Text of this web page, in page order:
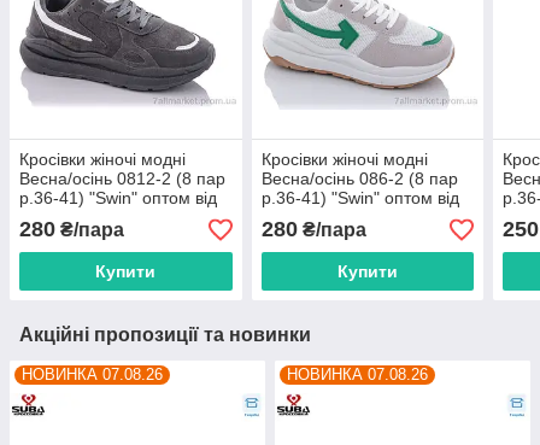
Кросівки жіночі модні
Весна/осінь 0812-2 (8 пар
р.36-41) "Swin" оптом від
прямого постачальника
280 ₴/пара
Купити
Кросівки жіночі модні
Весна/осінь 086-2 (8 пар
р.36-41) "Swin" оптом від
прямого постачальника
280₴/пара
Купити
250
Акційні пропозиції та новинки
НОВИНКА 07.08.26 НОВИНКА 07.08.26